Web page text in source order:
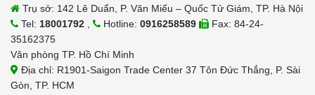
Trụ sở: 142 Lê Duẩn, P. Văn Miếu – Quốc Tử Giám, TP. Hà Nội
Tel: 18001792 , Hotline: 0916258589
Fax: 84-24-
35162375
Văn phòng TP. Hồ Chí Minh
Địa chỉ: R1901-Saigon Trade Center 37 Tôn Đức Thắng, P. Sài
Gòn, TP. HCM